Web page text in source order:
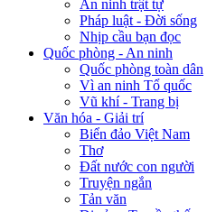
An ninh trật tự
Pháp luật - Đời sống
Nhịp cầu bạn đọc
Quốc phòng - An ninh
Quốc phòng toàn dân
Vì an ninh Tổ quốc
Vũ khí - Trang bị
Văn hóa - Giải trí
Biển đảo Việt Nam
Thơ
Đất nước con người
Truyện ngắn
Tản văn